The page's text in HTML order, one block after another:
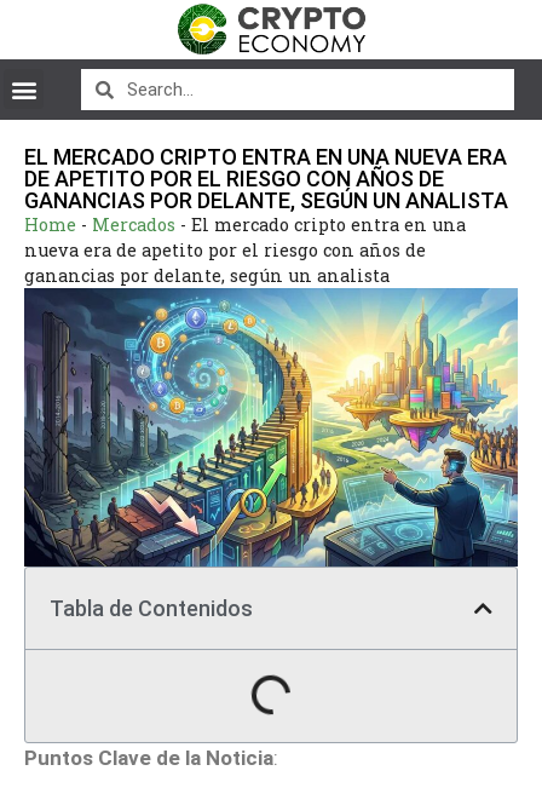
EL MERCADO CRIPTO ENTRA EN UNA NUEVA ERA
DE APETITO POR EL RIESGO CON AÑOS DE
GANANCIAS POR DELANTE, SEGÚN UN ANALISTA
Home - Mercados - El mercado cripto entra en una
nueva era de apetito por el riesgo con años de
ganancias por delante, según un analista
Tabla de Contenidos
Puntos Clave de la Noticia: